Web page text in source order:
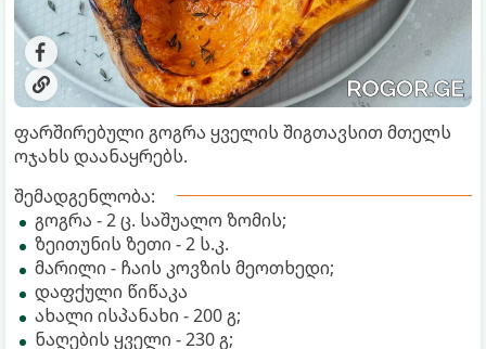
ფარშირებული გოგრა ყველის შიგთავსით მთელს
ოჯახს დაანაყრებს.
შემადგენლობა:
გოგრა - 2 ც. საშუალო ზომის;
ზეითუნის ზეთი - 2 ს.კ.
მარილი - ჩაის კოვზის მეოთხედი;
დაფქული წიწაკა
ახალი ისპანახი - 200 გ;
ნაღების ყველი - 230 გ;